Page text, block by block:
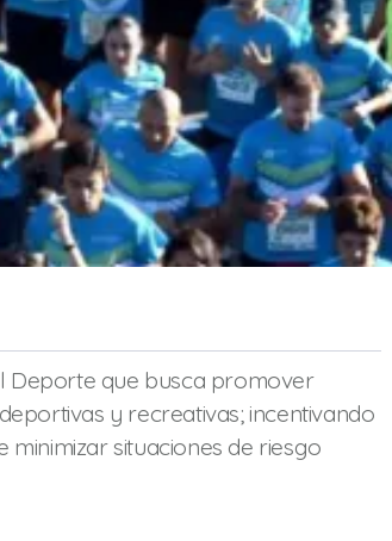
Deporte que busca promover
y recreativas; incentivando
minimizar situaciones de riesgo